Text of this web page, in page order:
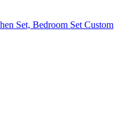
Set, Bedroom Set Custom